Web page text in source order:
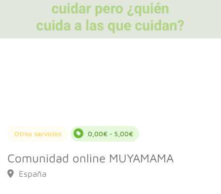
Otros servicios 0,00€ - 5,00€
Comunidad online MUYAMAMA
España